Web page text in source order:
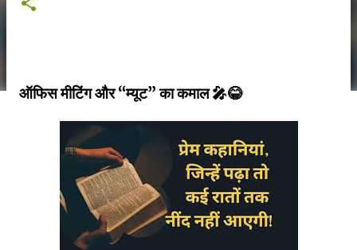
ऑफिस मीटिंग और “म्यूट” का कमाल 🎤😂